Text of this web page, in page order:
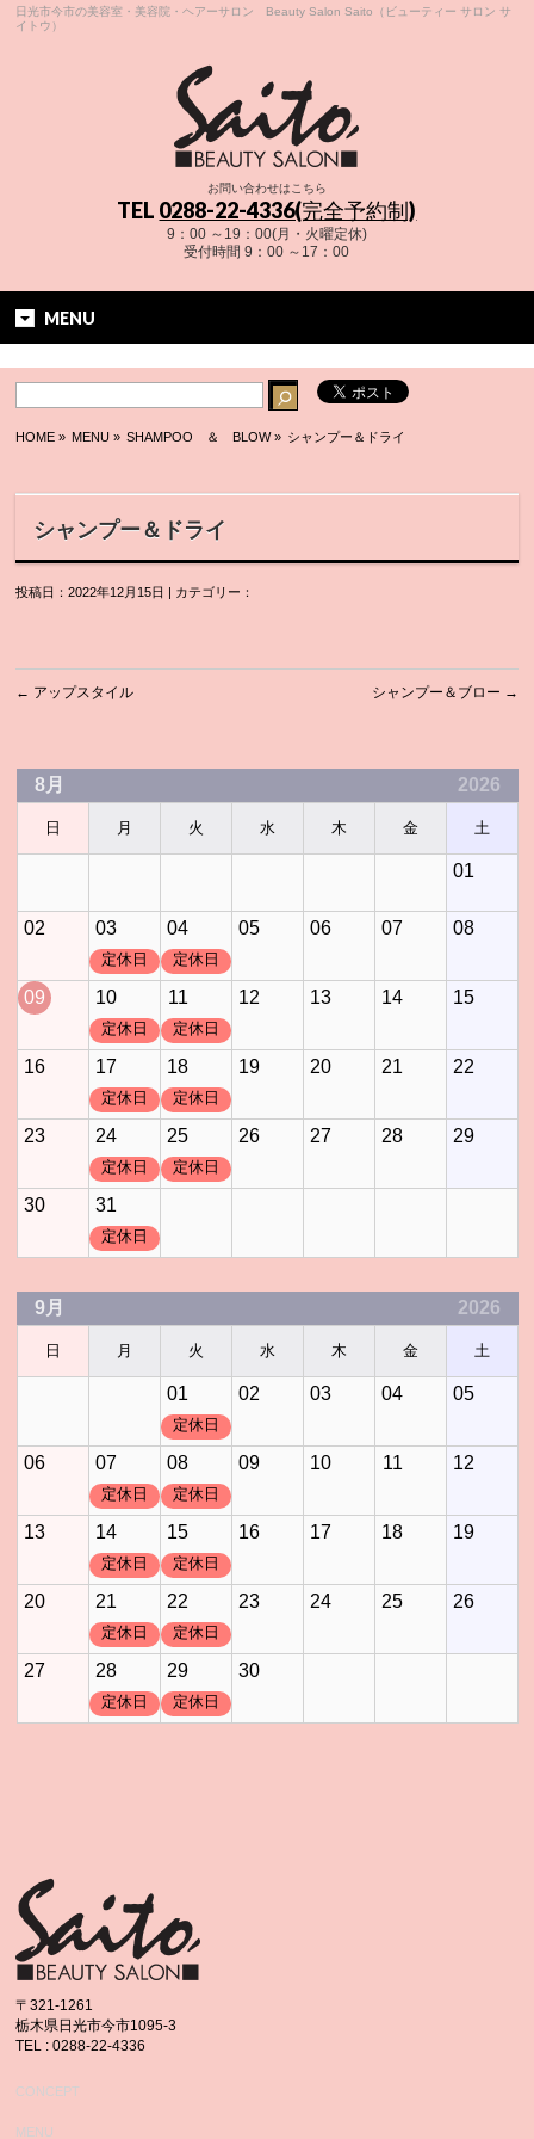
日光市今市の美容室・美容院・ヘアーサロン Beauty Salon Saito（ビューティー サロン サ
イトウ）
お問い合わせはこちら
TEL 0288-22-4336(完全予約制)
9：00 ～19：00(月・火曜定休)
受付時間 9：00 ～17：00
MENU
HOME » MENU » SHAMPOO ＆ BLOW» シャンプー＆ドライ
シャンプー＆ドライ
投稿日：2022年12月15日 | カテゴリー：
← アップスタイル シャンプー＆ブロー →
8月 2026
日 月 火 水 木 金 土
01
02 03
定休日
04
定休日
05 06 07 08
09 10
定休日
11
定休日
12 13 14 15
16 17
定休日
18
定休日
19 20 21 22
23 24
定休日
25
定休日
26 27 28 29
30 31
定休日
9月 2026
日 月 火 水 木 金 土
01
定休日
02 03 04 05
06 07
定休日
08
定休日
09 10 11 12
13 14
定休日
15
定休日
16 17 18 19
20 21
定休日
22
定休日
23 24 25 26
27 28
定休日
29
定休日
30
〒321-1261
栃木県日光市今市1095-3
TEL : 0288-22-4336
CONCEPT
MENU